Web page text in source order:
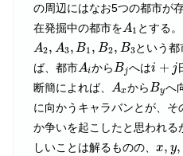
の周辺にはなお5つの都市が
在発掘中の都市をA1
A
とする
A2, A3, B1 , B2, B3
A A3 B1 B2 3
という
ば、都市Ai
A からBj
Bj へはi + j
i+ j
断簡によれば、 Ax
A からBy
By へ
に向かうキャラバンとが、
か争いを起こしたと思われる
しいことは解るものの、x, y,
x y,